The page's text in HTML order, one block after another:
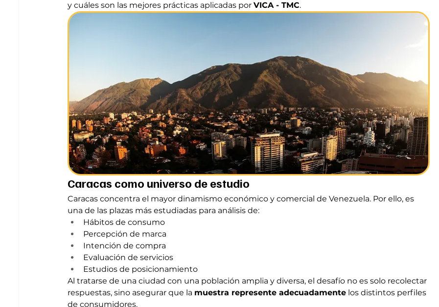
y cuáles son las mejores prácticas aplicadas por VICA - TMC.
Caracas como universo de estudio
Caracas concentra el mayor dinamismo económico y comercial de Venezuela. Por ello, es
una de las plazas más estudiadas para análisis de:
Hábitos de consumo
Percepción de marca
Intención de compra
Evaluación de servicios
Estudios de posicionamiento
Al tratarse de una ciudad con una población amplia y diversa, el desafío no es solo recolectar
respuestas, sino asegurar que la muestra represente adecuadamente los distintos perfiles
de consumidores.